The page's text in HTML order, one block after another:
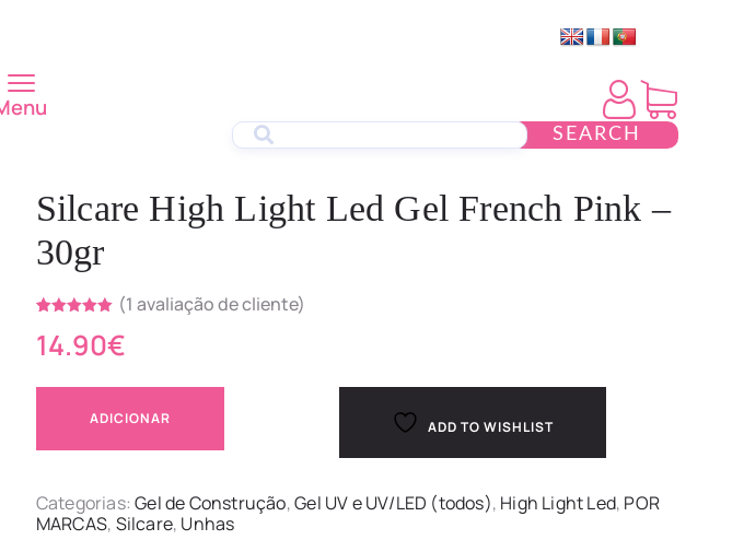
SEARCH
Silcare High Light Led Gel French Pink –
30gr
com
5.00
em 5 com
(1 avaliação de cliente)
14.90€
ADICIONAR ADD TO WISHLIST
Categorias:Gel de Construção,Gel UV e UV/LED (todos), High Light Led, POR
MARCAS, Silcare, Unhas